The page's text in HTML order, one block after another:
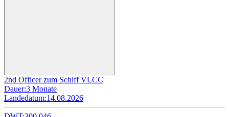
2nd Officer zum Schiff VLCC
Dauer:3 Monate
Landedatum:14.08.2026